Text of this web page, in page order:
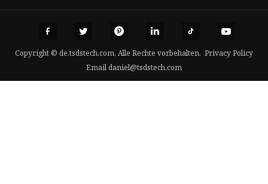
Copyright © de.tsdstech.com, Alle Rechte vorbehalten. Privacy Policy
Emaildaniel@tsdstech.com